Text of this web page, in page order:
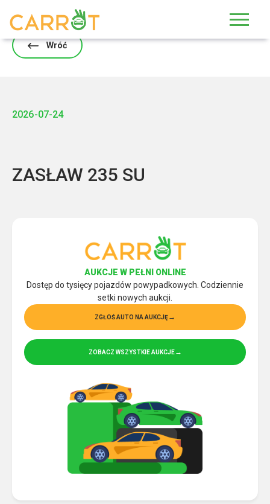
Wróć
2026-07-24
ZASŁAW 235 SU
AUKCJE W PEŁNI ONLINE
Dostęp do tysięcy pojazdów powypadkowych. Codziennie
setki nowych aukcji.
ZGŁOŚ AUTO NA AUKCJĘ
ZOBACZ WSZYSTKIE AUKCJE